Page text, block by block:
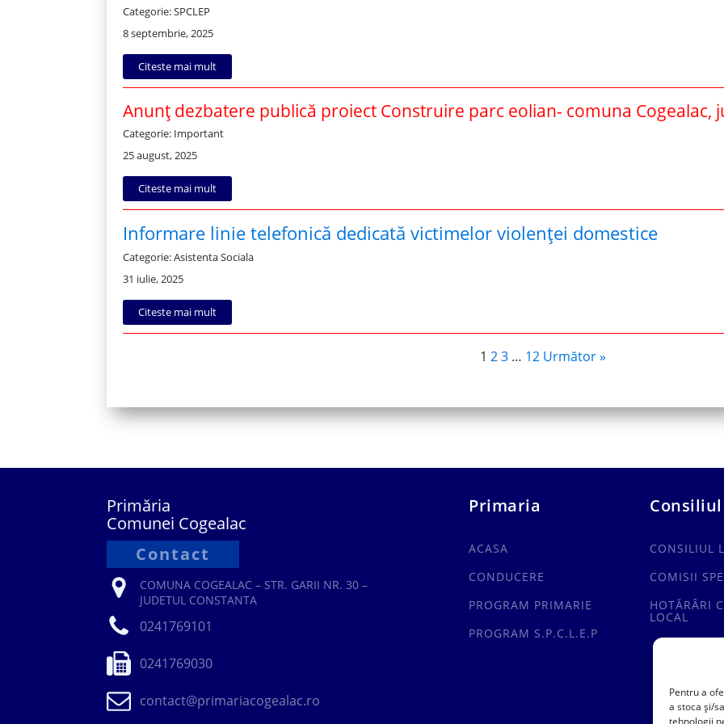
Pentru a
a stoca și/
tehnologii
Categorie: SPCLEP
8 septembrie, 2025
Citeste mai mult
Anunț dezbatere publică proiect Construire parc eolian- comuna Cogealac,
Categorie: Important
25 august, 2025
Citeste mai mult
Informare linie telefonică dedicată victimelor violenței domestice
Categorie: Asistenta Sociala
31 iulie, 2025
Citeste mai mult
1 23 … 12 Următor »
Primăria
Comunei Cogealac
Contact
COMUNA COGEALAC – STR. GARII NR. 30 –
JUDETUL CONSTANTA
0241769101
0241769030
contact@primariacogealac.ro
Primaria
ACASA
CONDUCERE
PROGRAM PRIMARIE
PROGRAM S.P.C.L.E.P
Consiliul
CONSILIUL
COMISII
HOTĂRÂRI
LOCAL